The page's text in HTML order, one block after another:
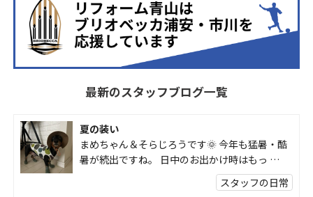
最新のスタッフブログ一覧
夏の装い
まめちゃん＆そらじろうです🌞 今年も猛暑・酷
暑が続出ですね。 日中のお出かけ時はもっ …
スタッフの日常